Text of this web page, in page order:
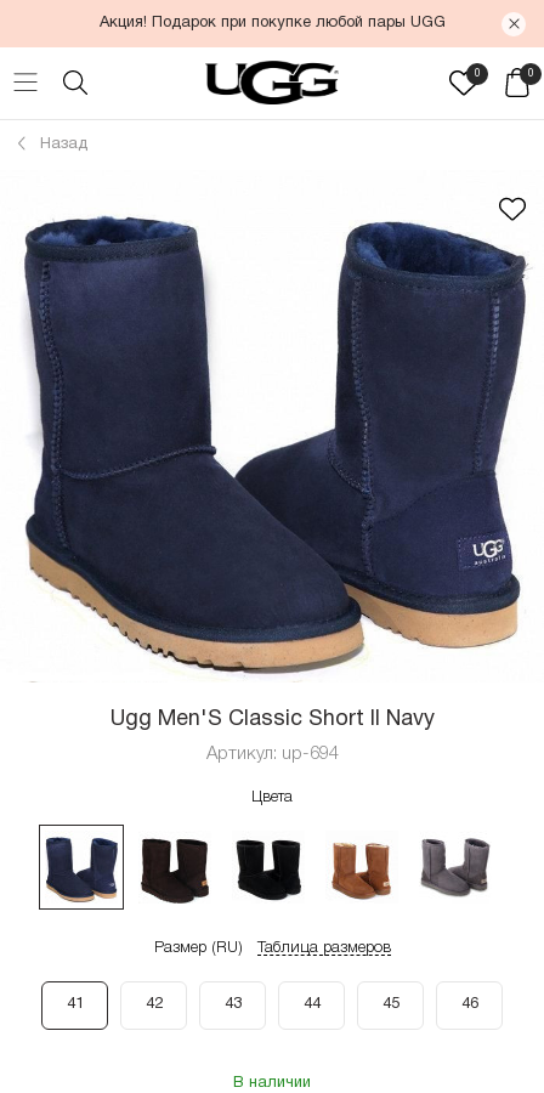
Акция! Подарок при покупке любой пары UGG
0 0
Назад
Ugg Men'S Classic Short II Navy
Артикул: up-694
Цвета
Размер (RU) Таблица размеров
41 42 43 44 45 46
В наличии